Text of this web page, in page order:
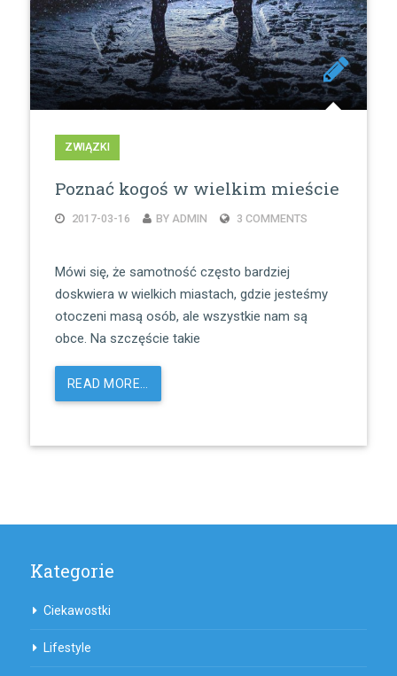
ZWIĄZKI
Poznać kogoś w wielkim mieście
2017-03-16 BY ADMIN 3 COMMENTS
Mówi się, że samotność często bardziej
doskwiera w wielkich miastach, gdzie jesteśmy
otoczeni masą osób, ale wszystkie nam są
obce. Na szczęście takie
READ MORE…
Kategorie
Ciekawostki
Lifestyle